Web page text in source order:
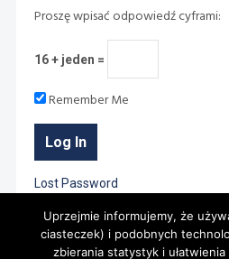
Proszę wpisać odpowiedź cyframi:
16 + jeden =
Remember Me
Lost Password
Uprzejmie informujemy, że
ciasteczek) i podobnych
zbierania statystyk i